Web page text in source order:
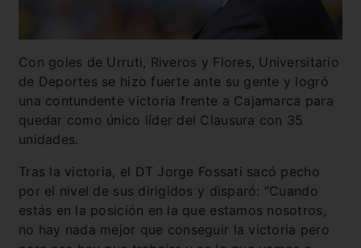
Con goles de Urruti, Riveros y Flores, Universitario
de Deportes se hizo fuerte ante su gente y logró
una contundente victoria frente a Cajamarca para
quedar como único líder del Clausura con 35
unidades.
Tras la victoria, el DT Jorge Fossati sacó pecho
por el nivel de sus dirigidos y disparó: “Cuando
estás en la posición en la que estamos nosotros,
no hay nada mejor que conseguir la victoria pero